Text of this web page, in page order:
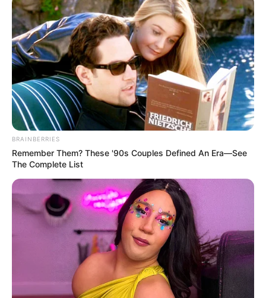
BRAINBERRIES
Remember Them? These '90s Couples Defined An Era—See
The Complete List